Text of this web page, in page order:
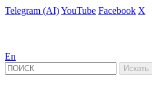
Telegram (AI)YouTube Facebook X
En